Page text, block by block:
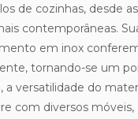
de cozinhas, desde
contemporâneas.
em inox
tornando-se um
a versatilidade do
com diversos móveis,